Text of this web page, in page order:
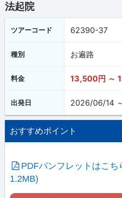
法起院
ツアーコード 62390-37
種別 お遍路
料金 13,500円 ～
出発日 2026/06/14
おすすめポイント
PDFパンフレットはこ
1.2MB)